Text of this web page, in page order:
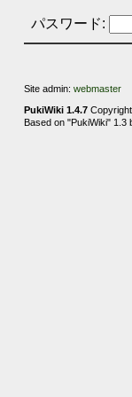
パスワード:
Site admin: webmaster
PukiWiki 1.4.7
Based on "PukiWiki" 1.3